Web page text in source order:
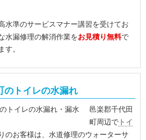
水準のサービスマナー講習を受けてお
水漏修理の解消作業をお見積り無料で
す。
のトイレの水漏れ
邑楽郡千代田
町周辺で トイ
のお客様は、水道修理のウォーターサ